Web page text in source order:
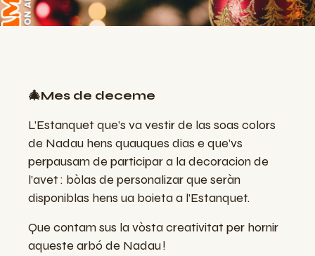
🎄Mes de deceme
L’Estanquet que’s va vestir de las soas colors
de Nadau hens quauques dias e que’vs
perpausam de participar a la decoracion de
l’avet : bòlas de personalizar que seràn
disponiblas hens ua boieta a l’Estanquet.
Que contam sus la vòsta creativitat per hornir
aqueste arbó de Nadau !